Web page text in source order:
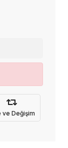
ve Değişim